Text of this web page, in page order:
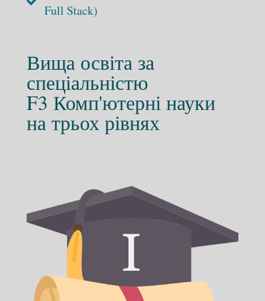
Full Stack)
Вища освіта за
спеціальністю
F3 Комп'ютерні науки
на трьох рівнях